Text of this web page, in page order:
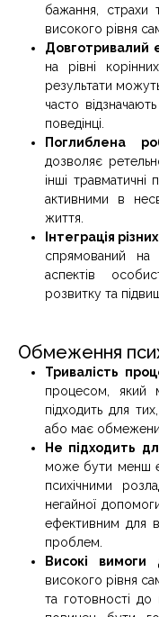
бажання, страхи
високого рівня
Довготривалий
на рівні
результати
часто
поведінці.
Поглиблена
дозволяє
інші
активними в
життя.
Інтеграція
спрямований на
аспектів
розвитку та
Обмеження
Тривалість
процесом, який
підходить для
або має
Не підходить
може бути менш
психічними
негайної
ефективним для
проблем.
Високі вимоги
високого рівня
та готовності